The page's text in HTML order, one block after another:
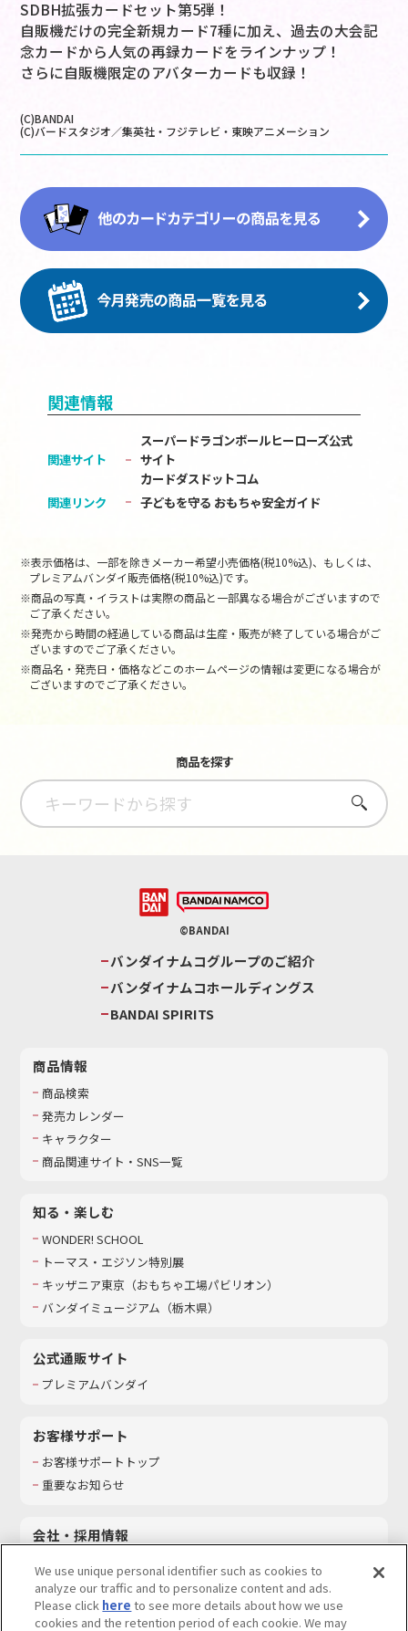
SDBH拡張カードセット第5弾！
自販機だけの完全新規カード7種に加え、過去の大会記
念カードから人気の再録カードをラインナップ！
さらに自販機限定のアバターカードも収録！
(C)BANDAI
(C)バードスタジオ／集英社・フジテレビ・東映アニメーション
関連情報
関連サイト
スーパードラゴンボールヒーローズ公式
サイト
カードダスドットコム
関連リンク
子どもを守る おもちゃ安全ガイド
※表示価格は、一部を除きメーカー希望小売価格(税10%込)、もしくは、
プレミアムバンダイ販売価格(税10%込)です。
※商品の写真・イラストは実際の商品と一部異なる場合がございますので
ご了承ください。
※発売から時間の経過している商品は生産・販売が終了している場合がご
ざいますのでご了承ください。
※商品名・発売日・価格などこのホームページの情報は変更になる場合が
ございますのでご了承ください。
商品を探す
さがす
©BANDAI
バンダイナムコグループのご紹介
バンダイナムコホールディングス
BANDAI SPIRITS
商品情報
商品検索
発売カレンダー
キャラクター
商品関連サイト・SNS一覧
知る・楽しむ
WONDER! SCHOOL
トーマス・エジソン特別展
キッザニア東京（おもちゃ工場パビリオン）​
バンダイミュージアム（栃木県）
公式通販サイト
プレミアムバンダイ
お客様サポート
お客様サポートトップ
重要なお知らせ
会社・採用情報
採用情報
サステナビリティ
We use unique personal identifier such as cookies to
analyze our traffic and to personalize content and ads.
Please click here to see more details about how we use
cookies and the retention period of each cookie. We may